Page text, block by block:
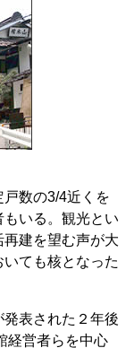
数の3/4近くを
いる。観光とい
建を望む声が大
ても核となった
表された２年後
経営者らを中心